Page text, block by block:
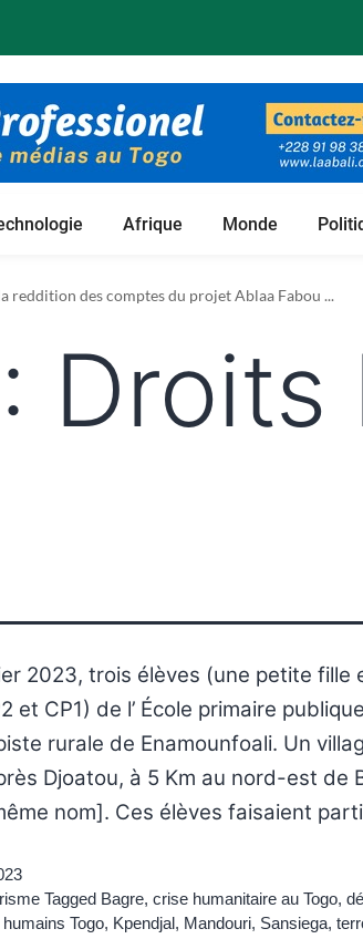
Afrique Monde
reddition des comptes du projet Ablaa Fabou ...
Droits
2023, trois élèves (une petite fille
et CP1) de l’ École primaire
rurale de Enamounfoali. Un
Djoatou, à 5 Km au nord-est de
nom]. Ces élèves faisaient
Tagged Bagre, crise humanitaire au Togo,
Togo, Kpendjal, Mandouri, Sansiega,